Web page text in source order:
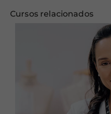
Cursos relacionados